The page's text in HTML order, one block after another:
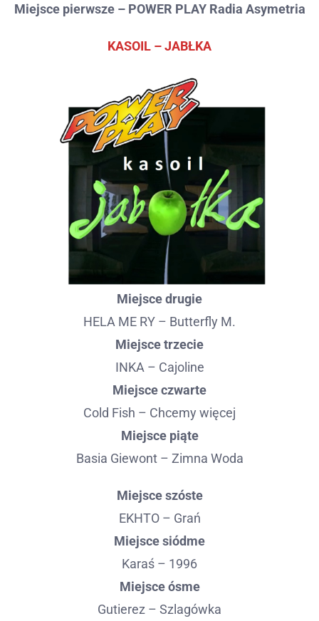
Miejsce pierwsze – POWER PLAY Radia Asymetria
KASOIL – JABŁKA
Miejsce drugie
HELA ME RY – Butterfly M.
Miejsce trzecie
INKA – Cajoline
Miejsce czwarte
Cold Fish – Chcemy więcej
Miejsce piąte
Basia Giewont – Zimna Woda
Miejsce szóste
EKHTO – Grań
Miejsce siódme
Karaś – 1996
Miejsce ósme
Gutierez – Szlagówka